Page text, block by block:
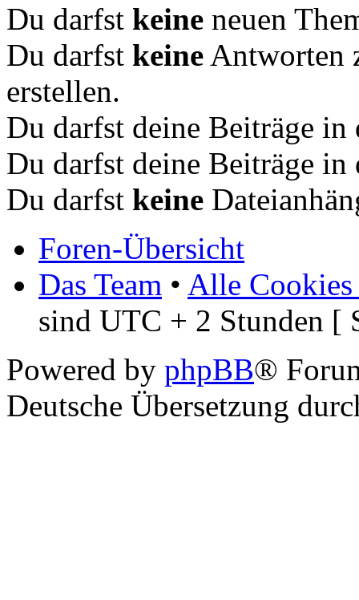
Du darfst keine neuen
Du darfst keine Antworten
erstellen.
Du darfst deine Beiträge
Du darfst deine Beiträge
Du darfst keine
Foren-Übersicht
Das Team • Alle Cookies
sind UTC + 2 Stunden [
Powered by phpBB®
Deutsche Übersetzung